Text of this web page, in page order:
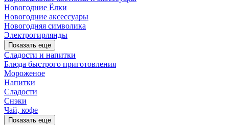
Новогодние Ёлки
Новогодние аксессуары
Новогодняя символика
Электрогирлянды
Показать еще
Сладости и напитки
Блюда быстрого приготовления
Мороженое
Напитки
Сладости
Снэки
Чай, кофе
Показать еще